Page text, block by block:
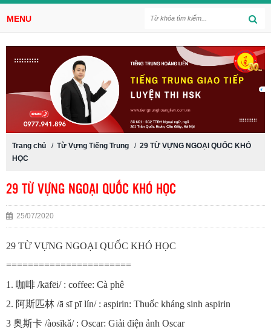
Trang chủ / Từ Vựng Tiếng Trung / 29 TỪ VỰNG NGOẠI QUỐC KHÓ
HỌC
29 TỪ VỰNG NGOẠI QUỐC KHÓ HỌC
25/07/2020
29 TỪ VỰNG NGOẠI QUỐC KHÓ HỌC
=======================
1. 咖啡 /kāfēi/ : coffee: Cà phê
2. 阿斯匹林 /ā sī pī lín/ : aspirin: Thuốc kháng sinh aspirin
3 奥斯卡 /àosīkǎ/ : Oscar: Giải điện ảnh Oscar